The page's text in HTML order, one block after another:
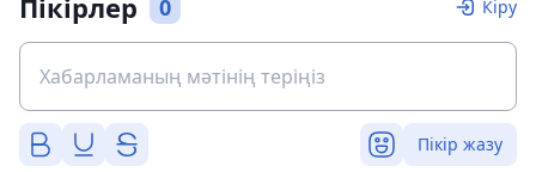
Пікірлер 0 Кіру
Пікір жазу